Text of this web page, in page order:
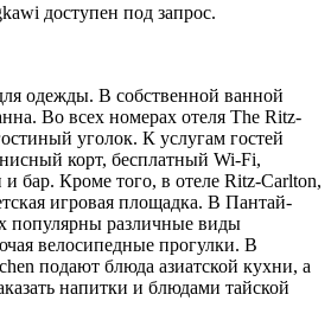
доступен под запрос.
одежды. В собственной ванной
Во всех номерах отеля The Ritz-
уголок. К услугам гостей
корт, бесплатный Wi-Fi,
и бар. Кроме того, в отеле Ritz-Carlton,
игровая площадка. В Пантай-
популярны различные виды
велосипедные прогулки. В
подают блюда азиатской кухни, а
напитки и блюдами тайской